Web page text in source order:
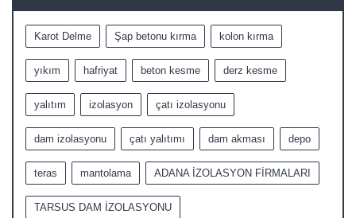
Karot Delme Şap betonu kırma kolon kırma
yıkım hafriyat beton kesme derz kesme
yalıtım izolasyon çatı izolasyonu
dam izolasyonu çatı yalıtımı dam akması depo
teras mantolama ADANA İZOLASYON FİRMALARI
TARSUS DAM İZOLASYONU